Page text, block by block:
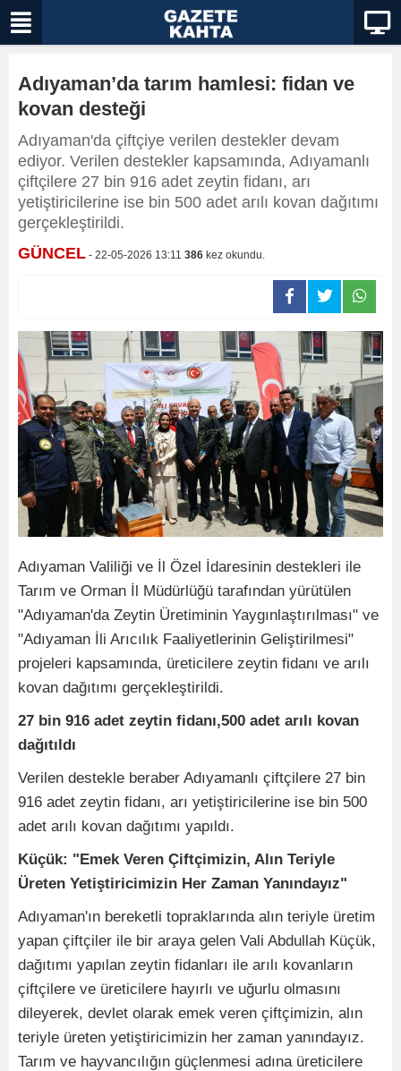
Adıyaman’da tarım hamlesi: fidan ve
kovan desteği
Adıyaman'da çiftçiye verilen destekler devam
ediyor. Verilen destekler kapsamında, Adıyamanlı
çiftçilere 27 bin 916 adet zeytin fidanı, arı
yetiştiricilerine ise bin 500 adet arılı kovan dağıtımı
gerçekleştirildi.
GÜNCEL - 22-05-2026 13:11 386 kez okundu.
Adıyaman Valiliği ve İl Özel İdaresinin destekleri ile
Tarım ve Orman İl Müdürlüğü tarafından yürütülen
"Adıyaman'da Zeytin Üretiminin Yaygınlaştırılması" ve
"Adıyaman İli Arıcılık Faaliyetlerinin Geliştirilmesi"
projeleri kapsamında, üreticilere zeytin fidanı ve arılı
kovan dağıtımı gerçekleştirildi.
27 bin 916 adet zeytin fidanı,500 adet arılı kovan
dağıtıldı
Verilen destekle beraber Adıyamanlı çiftçilere 27 bin
916 adet zeytin fidanı, arı yetiştiricilerine ise bin 500
adet arılı kovan dağıtımı yapıldı.
Küçük: "Emek Veren Çiftçimizin, Alın Teriyle
Üreten Yetiştiricimizin Her Zaman Yanındayız"
Adıyaman'ın bereketli topraklarında alın teriyle üretim
yapan çiftçiler ile bir araya gelen Vali Abdullah Küçük,
dağıtımı yapılan zeytin fidanları ile arılı kovanların
çiftçilere ve üreticilere hayırlı ve uğurlu olmasını
dileyerek, devlet olarak emek veren çiftçimizin, alın
teriyle üreten yetiştiricimizin her zaman yanındayız.
Tarım ve hayvancılığın güçlenmesi adına üreticilere